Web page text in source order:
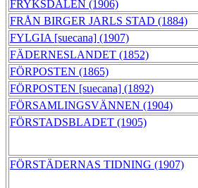
FRYKSDALEN (1906)
FRÅN BIRGER JARLS STAD (1884)
FYLGIA [suecana] (1907)
FÄDERNESLANDET (1852)
FÖRPOSTEN (1865)
FÖRPOSTEN [suecana] (1892)
FÖRSAMLINGSVÄNNEN (1904)
FÖRSTADSBLADET (1905)
FÖRSTÄDERNAS TIDNING (1907)